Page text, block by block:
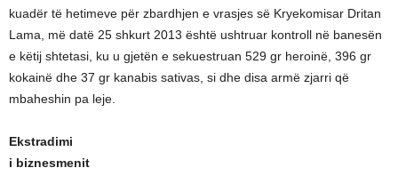
kuadër të hetimeve për zbardhjen e vrasjes së Kryekomisar Dritan
Lama, më datë 25 shkurt 2013 është ushtruar kontroll në banesën
e këtij shtetasi, ku u gjetën e sekuestruan 529 gr heroinë, 396 gr
kokainë dhe 37 gr kanabis sativas, si dhe disa armë zjarri që
mbaheshin pa leje.
Ekstradimi
i biznesmenit